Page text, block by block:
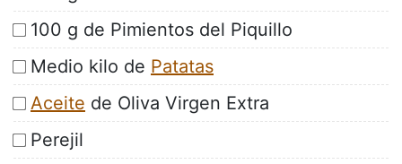
100 g de Pimientos del Piquillo
Medio kilo de Patatas
Aceite de Oliva Virgen Extra
Perejil